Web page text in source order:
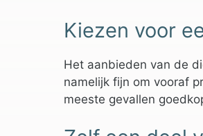
Kiezen voor
Het aanbieden van de
namelijk fijn om vooraf
meeste gevallen